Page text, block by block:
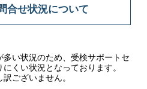
合せ状況について
い状況のため、受検サポートセ
くい状況となっております。
ございません。